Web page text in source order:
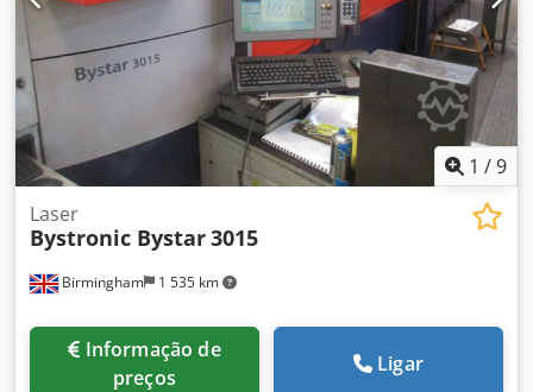
LASER CO2 MARCA: BYLASER 4400 MOVIMENTO
MOVIMENTO DO EIXO X: 3000 MM MOVIMENTO DO EIXO Y:
1500 MM Dkjder Hcmropfx Aa Rer Horas da máquina:
Horas de corte: 9,000 EQUIPAMENTO ADICIONAL - PORPOS
- CORTE-CONTROLO - 2 CABEÇAS DE CORTE (5″, 7,5″)
1 /9
Birmingham 1 535 km
Laser
Bystronic Bystar3015
preços
Ligar